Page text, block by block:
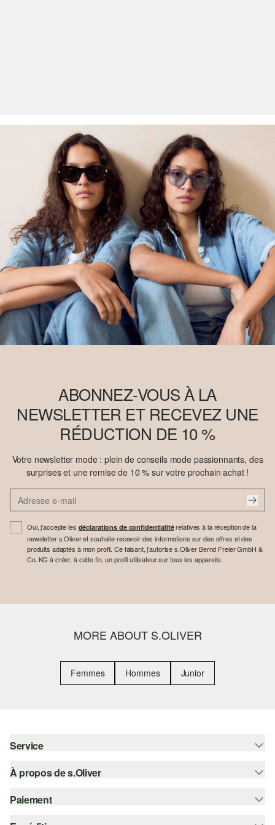
ABONNEZ-VOUS À LA
NEWSLETTER ET RECEVEZ UNE
RÉDUCTION DE 10 %
Votre newsletter mode : plein de conseils mode passionnants, des
surprises et une remise de 10 % sur votre prochain achat !
Oui, j'accepte les déclarations de confidentialitérelatives à la réception de la
newsletter s.Oliver et souhaite recevoir des informations sur des offres et des
produits adaptés à mon profil. Ce faisant, j'autorise s.Oliver Bernd Freier GmbH &
Co. KG à créer, à cette fin, un profil utilisateur sur tous les appareils.
MORE ABOUT S.OLIVER
Femmes Hommes Junior
Service
Aide - FAQ
Guide des tailles
À propos de s.Oliver
S'abonner à la Newsletter
s.Oliver Card
Paiement